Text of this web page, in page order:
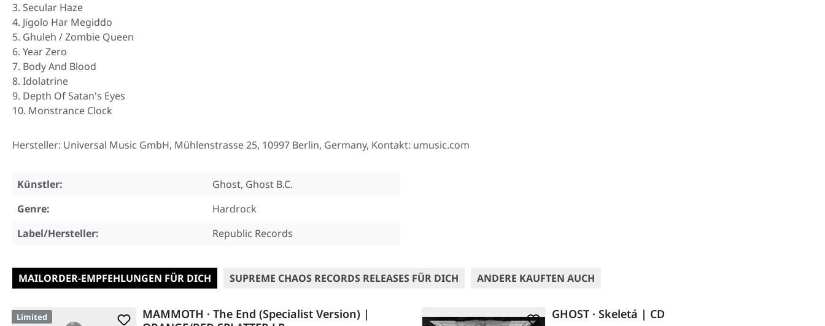
Secular Haze
Jigolo Har Megiddo
Ghuleh / Zombie Queen
Year Zero
Body And Blood
Idolatrine
Depth Of Satan's Eyes
Monstrance Clock
Hersteller: Universal Music GmbH, Mühlenstrasse 25, 10997 Berlin, Germany, Kontakt: umusic.com
Künstler:
Ghost, Ghost B.C.
Genre:
Hardrock
Label/Hersteller:
Republic Records
MAILORDER-EMPFEHLUNGEN FÜR DICH SUPREME CHAOS RECORDS RELEASES FÜR DICH ANDERE KAUFTEN AUCH
Limited
MAMMOTH · The End (Specialist Version) |
GHOST · Skeletá | CD